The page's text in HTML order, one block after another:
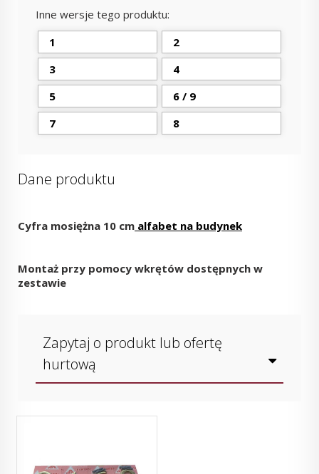
Inne wersje tego produktu:
1
2
3
4
5
6 / 9
7
8
Dane produktu
Cyfra mosiężna 10 cm alfabet na budynek
Montaż przy pomocy wkrętów dostępnych w
zestawie
Zapytaj o produkt lub ofertę
hurtową